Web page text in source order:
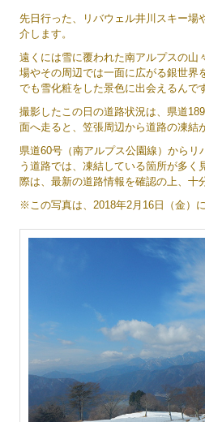
先日行った、リバウェル井川スキー場
介します。
遠くには雪に覆われた南アルプスの山
場やその周辺では一面に広がる銀世界
でも雪化粧をした景色に出会えるんで
撮影したこの日の道路状況は、県道
面へ走ると、笠張周辺から道路の凍結
県道60号（南アルプス公園線）からリ
う道路では、凍結している箇所が多く
際は、最新の道路情報を確認の上、十
※この写真は、2018年2月16日（金）